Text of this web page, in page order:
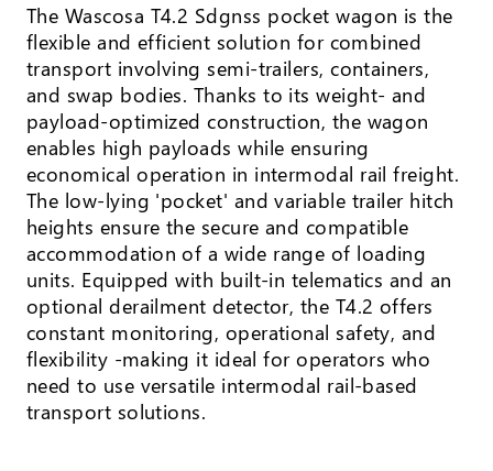
The Wascosa T4.2 Sdgnss pocket wagon is the
flexible and efficient solution for combined
transport involving semi-trailers, containers,
and swap bodies. Thanks to its weight- and
payload-optimized construction, the wagon
enables high payloads while ensuring
economical operation in intermodal rail freight.
The low-lying 'pocket' and variable trailer hitch
heights ensure the secure and compatible
accommodation of a wide range of loading
units. Equipped with built-in telematics and an
optional derailment detector, the T4.2 offers
constant monitoring, operational safety, and
flexibility -making it ideal for operators who
need to use versatile intermodal rail-based
transport solutions.